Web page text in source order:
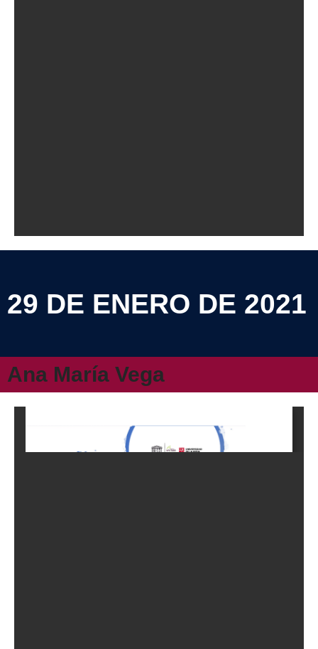
29 DE ENERO DE 2021
Ana María Vega